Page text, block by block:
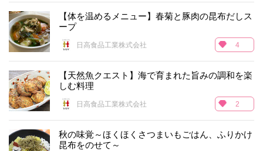
【体を温めるメニュー】春菊と豚肉の昆布だしス
ープ
日高食品工業株式会社 4
【天然魚クエスト】海で育まれた旨みの調和を楽
しむ料理
日高食品工業株式会社 2
秋の味覚～ほくほくさつまいもごはん、ふりかけ
昆布をのせて～